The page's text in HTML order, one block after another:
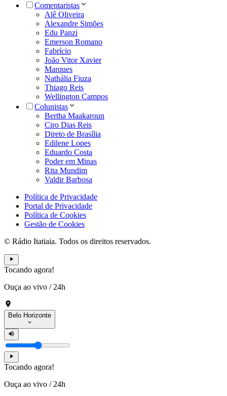
Comentaristas
Alê Oliveira
Alexandre Simões
Edu Panzi
Emerson Romano
Fabrício
João Vitor Xavier
Marques
Nathália Fiuza
Thiago Reis
Wellington Campos
Colunistas
Bertha Maakaroun
Ciro Dias Reis
Direto de Brasília
Edilene Lopes
Eduardo Costa
Poder em Minas
Rita Mundim
Valdir Barbosa
Política de Privacidade
Portal de Privacidade
Política de Cookies
Gestão de Cookies
© Rádio Itatiaia. Todos os direitos reservados.
Tocando agora!
Ouça ao vivo / 24h
Belo Horizonte
Tocando agora!
Ouça ao vivo / 24h